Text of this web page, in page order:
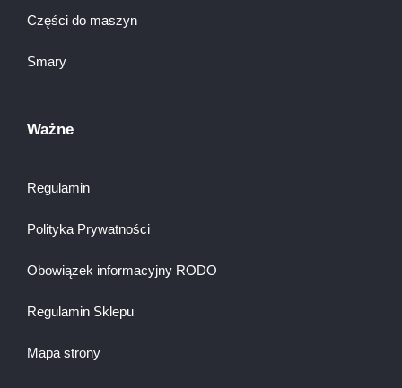
Części do maszyn
Smary
Ważne
Regulamin
Polityka Prywatności
Obowiązek informacyjny RODO
Regulamin Sklepu
Mapa strony